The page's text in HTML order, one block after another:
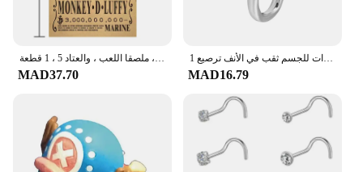
لوفي الشمس الله نيكا باونتي أراد الملصقات للأطفال ، شخصيات أنيمي ، خمر غرفة المعيشة الجدار الديكور ، ملصقا اللعب ، والعتاد 5 ، 1 قطعة
MAD37.70
1 قطعة النحاس الأنف حلقة مشبك الأنف القلب ستار تاج مشبك الأنف الأذن الكفة كليب القرط وهمية مجوهرات للجسم ثقب في الأنف ترصيع
MAD16.79